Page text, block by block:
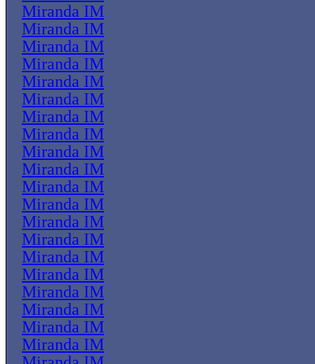
Miranda IM
Miranda IM
Miranda IM
Miranda IM
Miranda IM
Miranda IM
Miranda IM
Miranda IM
Miranda IM
Miranda IM
Miranda IM
Miranda IM
Miranda IM
Miranda IM
Miranda IM
Miranda IM
Miranda IM
Miranda IM
Miranda IM
Miranda IM